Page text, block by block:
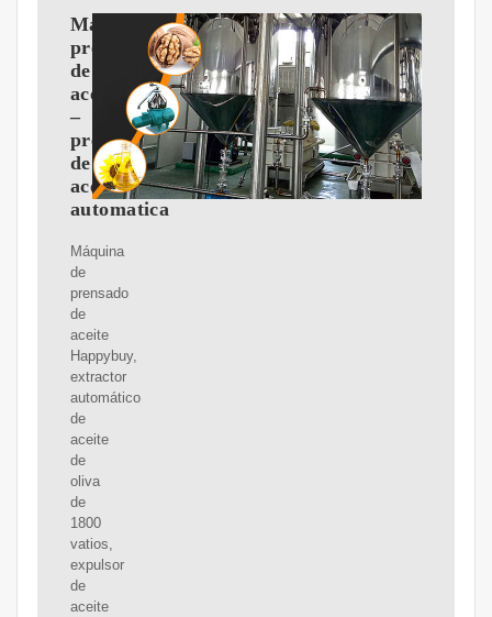
Maquina
prensadora
de
aceite
–
prensa
de
aceite
automatica
Máquina
de
prensado
de
aceite
Happybuy,
extractor
automático
de
aceite
de
oliva
de
1800
vatios,
expulsor
de
aceite